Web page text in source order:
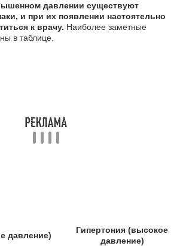
давлении существуют
и при их появлении настоятельно
к врачу. Наиболее заметные
в таблице.
давление)
Гипертония (высокое
давление)